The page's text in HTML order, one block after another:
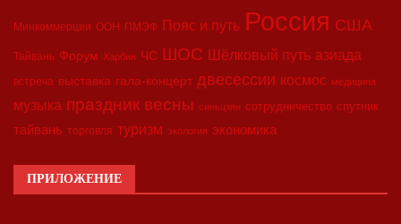
Минкоммерции ООН ПМЭФ Пояс и путь Россия США
Тайвань Форум Харбин ЧС ШОС Шёлковый путь азиада
встреча выставка гала-концерт двесессии космос медицина
музыка праздник весны синьцзян сотрудничество спутник
тайвань торговля туризм экология экономика
ПРИЛОЖЕНИЕ